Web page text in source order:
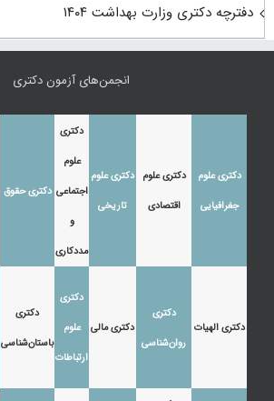
دفترچه دکتری وزارت بهداشت ۱۴۰۴
انجمن‌های آزمون دکتری
دکتری علوم
جغرافیایی
دکتری علوم
اقتصادی
دکتری علوم
تاریخی
دکتری
علوم
اجتماعی
و
مددکاری
دکتری حقوق
دکتری الهیات
دکتری
روان‌شناسی
دکتری مالی
دکتری
علوم
ارتباطات
دکتری
باستان‌شناسی